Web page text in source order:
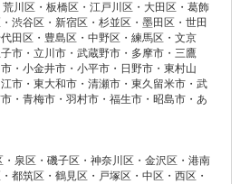
川区・板橋区・江戸川区・大田区・葛飾
渋谷区・新宿区・杉並区・墨田区・世田
田区・豊島区・中野区・練馬区・文京
市・立川市・武蔵野市・多摩市・三鷹
・小金井市・小平市・日野市・東村山
市・東大和市・清瀬市・東久留米市・武
・青梅市・羽村市・福生市・昭島市・あ
泉区・磯子区・神奈川区・金沢区・港南
都筑区・鶴見区・戸塚区・中区・西区・